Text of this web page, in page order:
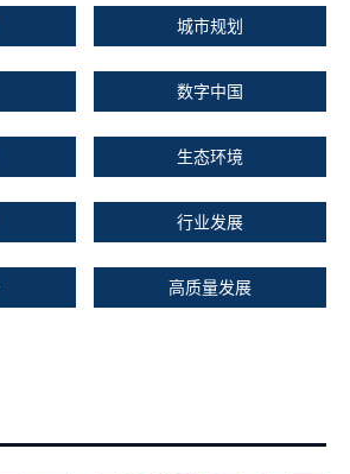
城市规划
数字中国
生态环境
行业发展
高质量发展